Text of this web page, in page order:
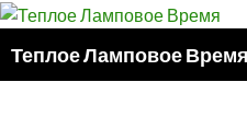
Теплое Ламповое Время